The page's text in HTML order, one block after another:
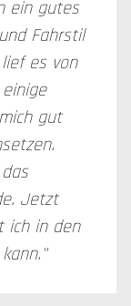
ein gutes
Fahrstil
es von
gut
Jetzt
ich in den